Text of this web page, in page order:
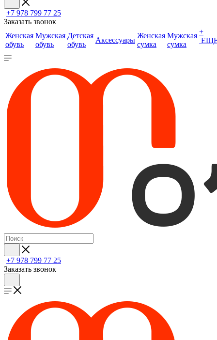
+7 978 799 77 25
Заказать звонок
Женская
обувь
Мужская
обувь
Детская
обувь
Аксессуары
Женская
сумка
Мужская
сумка
+
+7 978 799 77 25
Заказать звонок